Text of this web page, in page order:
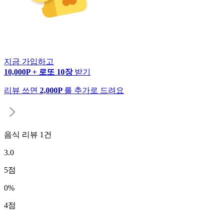
지금 가입하고
10,000P + 로또 10장 받기
리뷰 쓰면 2,000P 를 추가로 드려요
음식 리뷰 1 건
3.0
5점
0%
4점